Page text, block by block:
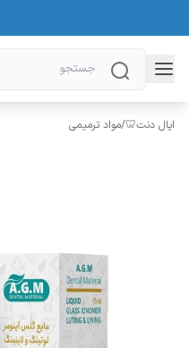
اپال دنت🦷/مواد ترمیمی